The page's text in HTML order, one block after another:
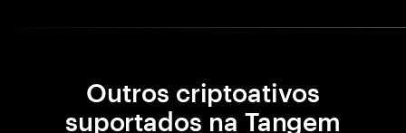
Outros criptoativos
suportados na Tangem